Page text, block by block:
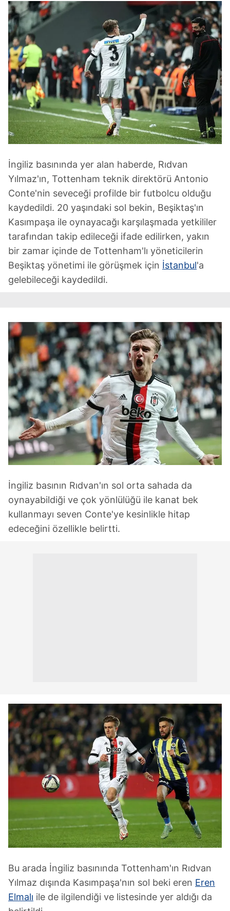
İngiliz basınında yer alan haberde, Rıdvan
Yılmaz'ın, Tottenham teknik direktörü Antonio
Conte'nin seveceği profilde bir futbolcu olduğu
kaydedildi. 20 yaşındaki sol bekin, Beşiktaş'ın
Kasımpaşa ile oynayacağı karşılaşmada yetkililer
tarafından takip edileceği ifade edilirken, yakın
bir zamar içinde de Tottenham'lı yöneticilerin
Beşiktaş yönetimi ile görüşmek için İstanbul'a
gelebileceği kaydedildi.
İngiliz basının Rıdvan'ın sol orta sahada da
oynayabildiği ve çok yönlülüğü ile kanat bek
kullanmayı seven Conte'ye kesinlikle hitap
edeceğini özellikle belirtti.
Bu arada İngiliz basınında Tottenham'ın Rıdvan
Yılmaz dışında Kasımpaşa'nın sol beki eren Eren
Elmalı ile de ilgilendiği ve listesinde yer aldığı da